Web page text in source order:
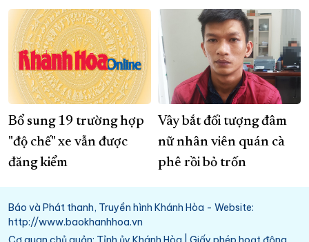
Bổ sung 19 trường hợp
"độ chế" xe vẫn được
đăng kiểm
Vây bắt đối tượng đâm
nữ nhân viên quán cà
phê rồi bỏ trốn
Báo và Phát thanh, Truyền hình Khánh Hòa - Website:
http://www.baokhanhhoa.vn